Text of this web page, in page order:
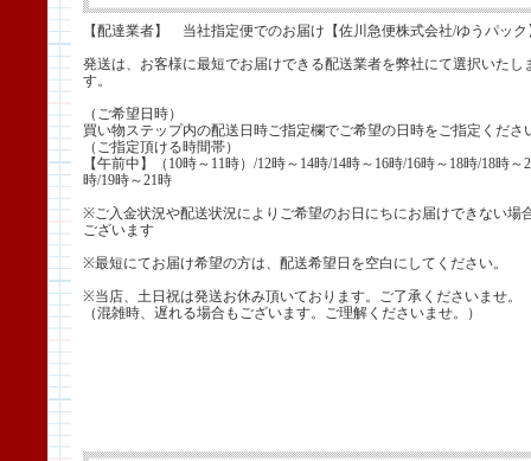
【配達業者】 当社指定便でのお届け【佐川急便株式会社/ゆうパック
発送は、お客様に最短でお届けできる配送業者を弊社にて選択いたし
す。
（ご希望日時）
買い物ステップ内の配送日時ご指定欄でご希望の日時をご指定くださ
（ご指定頂ける時間帯）
【午前中】（10時～11時）/12時～14時/14時～16時/16時～18時/18時～
時/19時～21時
※ご入金状況や配送状況によりご希望のお日にちにお届けできない場
ございます
※最短にてお届け希望の方は、配送希望日を空白にしてください。
※当店、土日祝は発送お休み頂いております。ご了承くださいませ。
（混雑時、遅れる場合もございます。ご理解くださいませ。）